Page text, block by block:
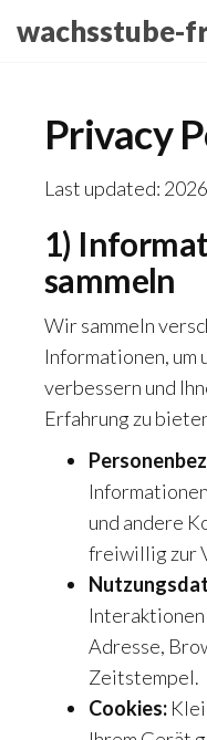
wachsstube-
Privacy
Last updated:
1)
sammeln
Wir sammeln
Informationen, um
verbessern und
Erfahrung zu
und andere
freiwillig zur
Adresse,
Zeitstempel.
Cookies: